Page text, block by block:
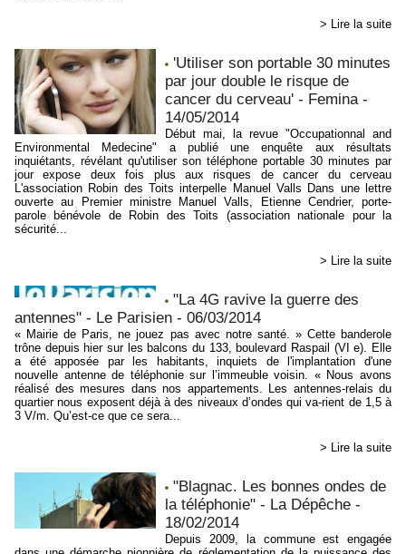
> Lire la suite
'Utiliser son portable 30 minutes
par jour double le risque de
cancer du cerveau' - Femina -
14/05/2014
Début mai, la revue "Occupationnal and
Environmental Medecine" a publié une enquête aux résultats
inquiétants, révélant qu'utiliser son téléphone portable 30 minutes par
jour expose deux fois plus aux risques de cancer du cerveau
L'association Robin des Toits interpelle Manuel Valls Dans une lettre
ouverte au Premier ministre Manuel Valls, Etienne Cendrier, porte-
parole bénévole de Robin des Toits (association nationale pour la
sécurité...
> Lire la suite
"La 4G ravive la guerre des
antennes" - Le Parisien - 06/03/2014
« Mairie de Paris, ne jouez pas avec notre santé. » Cette banderole
trône depuis hier sur les balcons du 133, boulevard Raspail (VI e). Elle
a été apposée par les habitants, inquiets de l'implantation d'une
nouvelle antenne de téléphonie sur l’immeuble voisin. « Nous avons
réalisé des mesures dans nos appartements. Les antennes-relais du
quartier nous exposent déjà à des niveaux d’ondes qui va-rient de 1,5 à
3 V/m. Qu’est-ce que ce sera...
> Lire la suite
"Blagnac. Les bonnes ondes de
la téléphonie" - La Dépêche -
18/02/2014
Depuis 2009, la commune est engagée